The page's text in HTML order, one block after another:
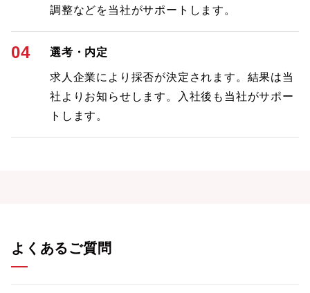
調整などを当社がサポートします。
04 選考・内定
求人企業により採否が決定されます。結果は当
社よりお知らせします。入社後も当社がサポー
トします。
よくあるご質問